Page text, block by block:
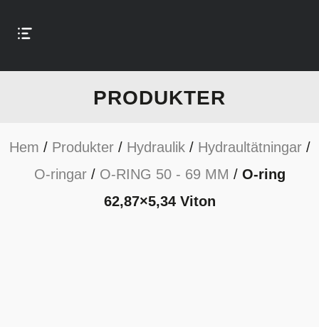
PRODUKTER
Hem / Produkter/ Hydraulik/ Hydraultätningar/
O-ringar/ O-RING 50 - 69 MM / O-ring
62,87×5,34 Viton